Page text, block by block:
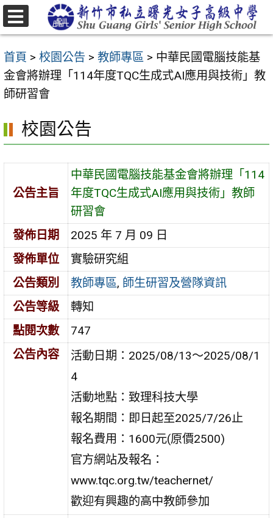
跳
至
要
內
容
首頁 > 校園公告 > 教師專區 > 中華民國電腦技能基
金會將辦理「114年度TQC生成式AI應用與技術」教
師研習會
校園公告
公告主旨
中華民國電腦技能基金會將辦理「114
年度TQC生成式AI應用與技術」教師
研習會
發佈日期
2025 年 7 月 09 日
發佈單位
實驗研究組
公告類別
教師專區, 師生研習及營隊資訊
公告等級
轉知
點閱次數
747
公告內容
活動日期：2025/08/13～2025/08/1
4
活動地點：致理科技大學
報名期間：即日起至2025/7/26止
報名費用：1600元(原價2500)
官方網站及報名：
www.tqc.org.tw/teachernet/
歡迎有興趣的高中教師參加
選
單